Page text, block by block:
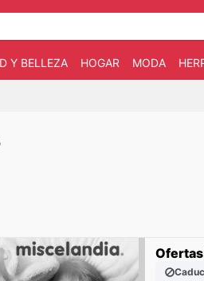
Y BELLEZA HOGAR MODA
Ofertas